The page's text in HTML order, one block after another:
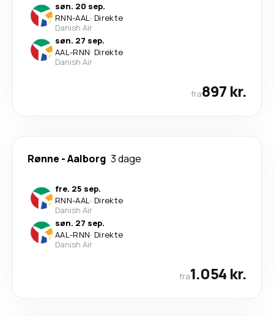
søn. 20 sep.
RNN-AAL· Direkte
Danish Air
søn. 27 sep.
AAL-RNN· Direkte
Danish Air
fra897 kr.
Rønne -Aalborg 3 dage
fre. 25 sep.
RNN-AAL· Direkte
Danish Air
søn. 27 sep.
AAL-RNN· Direkte
Danish Air
fra1.054 kr.